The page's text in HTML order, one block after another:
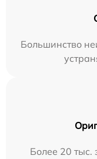
Большинство
Более 20 тыс.